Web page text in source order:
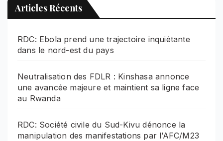
Articles Récents
RDC: Ebola prend une trajectoire inquiétante
dans le nord-est du pays
Neutralisation des FDLR : Kinshasa annonce
une avancée majeure et maintient sa ligne face
au Rwanda
RDC: Société civile du Sud-Kivu dénonce la
manipulation des manifestations par l’AFC/M23